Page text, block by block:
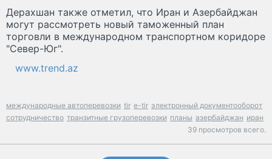
Дерахшан также отметил, что Иран и Азербайджан
могут рассмотреть новый таможенный план
торговли в международном транспортном коридоре
"Север-Юг".
www.trend.az
международные автоперевозки tir e-tir электронный документооборот
сотрудничество транзитные грузоперевозки планы азербайджан иран
39 просмотров всего.